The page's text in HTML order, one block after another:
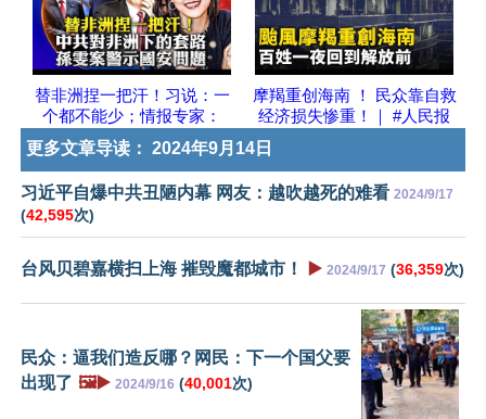
替非洲捏一把汗！习说：一
个都不能少；情报专家：
摩羯重创海南 ！ 民众靠自救
经济损失惨重！｜ #人民报
更多文章导读： 2024年9月14日
习近平自爆中共丑陋内幕 网友：越吹越死的难看 2024/9/17
(42,595次)
台风贝碧嘉横扫上海 摧毁魔都城市！ ▶️ 2024/9/17 (36,359次)
民众：逼我们造反哪？网民：下一个国父要
出现了 🖼️▶️ 2024/9/16 (40,001次)